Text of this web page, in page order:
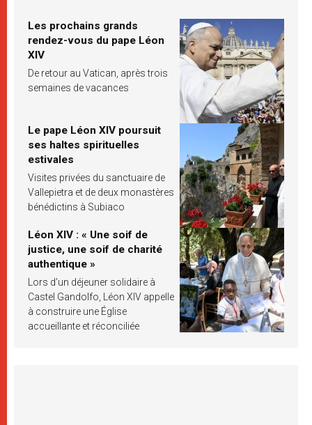
Les prochains grands
rendez-vous du pape Léon
XIV
De retour au Vatican, après trois
semaines de vacances
Le pape Léon XIV poursuit
ses haltes spirituelles
estivales
Visites privées du sanctuaire de
Vallepietra et de deux monastères
bénédictins à Subiaco
Léon XIV : « Une soif de
justice, une soif de charité
authentique »
Lors d’un déjeuner solidaire à
Castel Gandolfo, Léon XIV appelle
à construire une Église
accueillante et réconciliée